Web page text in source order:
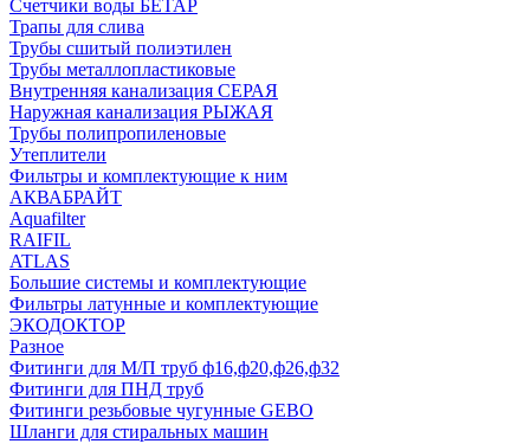
Счетчики воды БЕТАР
Трапы для слива
Трубы сшитый полиэтилен
Трубы металлопластиковые
Внутренняя канализация СЕРАЯ
Наружная канализация РЫЖАЯ
Трубы полипропиленовые
Утеплители
Фильтры и комплектующие к ним
АКВАБРАЙТ
Aquafilter
RAIFIL
ATLAS
Большие системы и комплектующие
Фильтры латунные и комплектующие
ЭКОДОКТОР
Разное
Фитинги для М/П труб ф16,ф20,ф26,ф32
Фитинги для ПНД труб
Фитинги резьбовые чугунные GEBO
Шланги для стиральных машин